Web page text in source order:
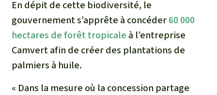
En dépit de cette biodiversité, le
gouvernement s’apprête à concéder60 000
hectares de forêt tropicale à l’entreprise
Camvert afin de créer des plantations de
palmiers à huile.
« Dans la mesure où la concession partage